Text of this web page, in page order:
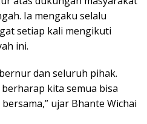
Ia mengaku selalu
setiap kali mengikuti
ini.
dan seluruh pihak.
kita semua bisa
ujar Bhante Wichai